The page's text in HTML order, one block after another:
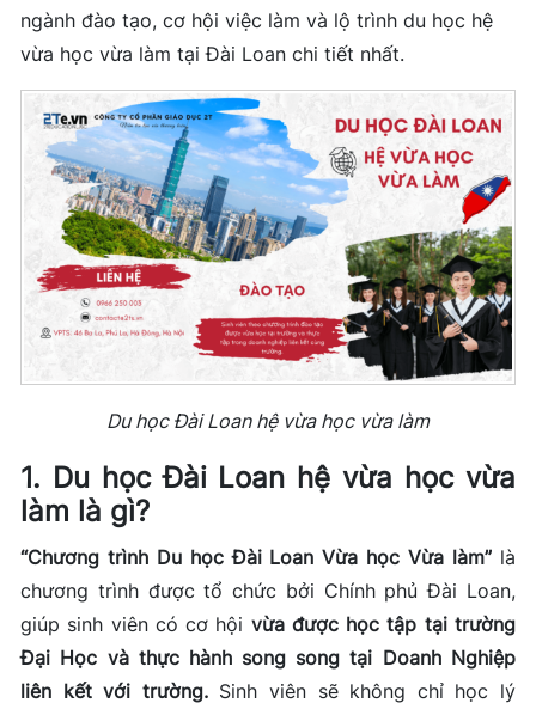
ngành đào tạo, cơ hội việc làm và lộ trình du học hệ
vừa học vừa làm tại Đài Loan chi tiết nhất.
Du học Đài Loan hệ vừa học vừa làm
1. Du học Đài Loan hệ vừa học vừa
làm là gì?
“Chương trình Du học Đài Loan Vừa học Vừa làm” là
chương trình được tổ chức bởi Chính phủ Đài Loan,
giúp sinh viên có cơ hội vừa được học tập tại trường
Đại Học và thực hành song song tại Doanh Nghiệp
liên kết với trường. Sinh viên sẽ không chỉ học lý